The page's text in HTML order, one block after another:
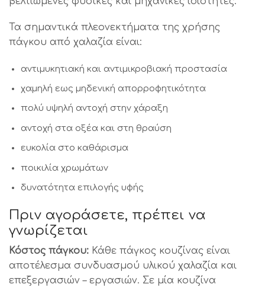
Τα σημαντικά πλεονεκτήματα της χρήσης
πάγκου από χαλαζία είναι:
αντιμυκητιακή και αντιμικροβιακή προστασία
χαμηλή εως μηδενική απορροφητικότητα
πολύ υψηλή αντοχή στην χάραξη
αντοχή στα οξέα και στη θραύση
ευκολία στο καθάρισμα
ποικιλία χρωμάτων
δυνατότητα επιλογής υφής
Πριν αγοράσετε, πρέπει να
γνωρίζεται
Κόστος πάγκου: Κάθε πάγκος κουζίνας είναι
αποτέλεσμα συνδυασμού υλικού χαλαζία και
επεξεργασιών – εργασιών. Σε μία κουζίνα